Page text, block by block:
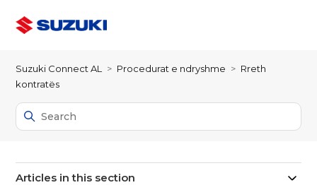
Suzuki Connect AL Procedurat e ndryshme
Rreth
kontratës
Articles in this section